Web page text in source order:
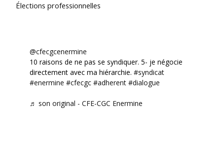
Élections professionnelles
@cfecgcenermine
10 raisons de ne pas se syndiquer. 5- je négocie
directement avec ma hiérarchie. #syndicat
#enermine #cfecgc #adherent #dialogue
♬ son original - CFE-CGC Enermine